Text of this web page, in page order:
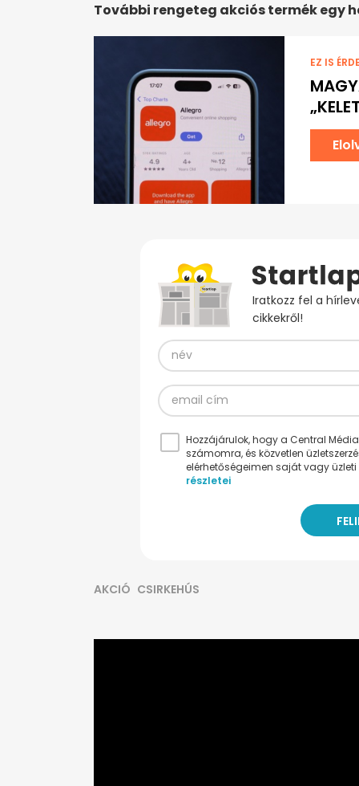
További rengeteg akciós termék egy
EZ IS
Iratkozz fel a
cikkekről!
Hozzájárulok, hogy a Central
számomra, és közvetlen
elérhetőségeimen saját vagy
részletei
AKCIÓ CSIRKEHÚS